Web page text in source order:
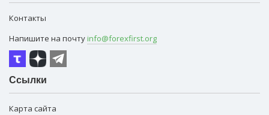
Контакты
Напишите на почту info@forexfirst.org
Ссылки
Карта сайта